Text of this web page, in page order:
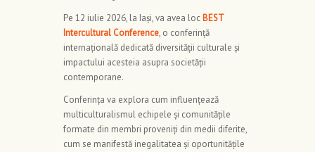
Pe 12 iulie 2026, la Iași, va avea loc BEST
Intercultural Conference, o conferință
internațională dedicată diversității culturale și
impactului acesteia asupra societății
contemporane.
Conferința va explora cum influențează
multiculturalismul echipele și comunitățile
formate din membri proveniți din medii diferite,
cum se manifestă inegalitatea și oportunitățile